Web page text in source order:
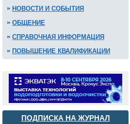
НОВОСТИ И СОБЫТИЯ
ОБЩЕНИЕ
СПРАВОЧНАЯ ИНФОРМАЦИЯ
ПОВЫШЕНИЕ КВАЛИФИКАЦИИ
ПОДПИСКА НА ЖУРНАЛ